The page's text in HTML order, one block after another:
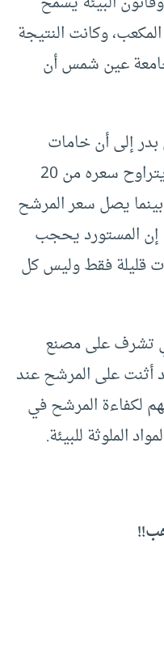
وكانت النتيجة
جامعة عين شمس أن
إلى أن خامات
المرشح كلها خامات محلية، ويتراوح سعره من 20
يصل سعر المرشح
إن المستورد يحجب
قليلة فقط وليس كل
تشرف على مصنع
أثنت على المرشح عند
لكفاءة المرشح في
الملوثة للبيئة.